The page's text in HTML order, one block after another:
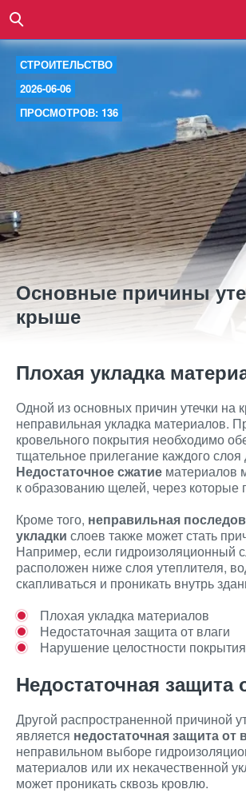
СТРОИТЕЛЬСТВО
2026-06-06
ПРОСМОТРОВ: 136
Основные причины
крыше
Плохая укладка
Одной из основных причин утечки на
неправильная укладка материалов.
кровельного покрытия необходимо
тщательное прилегание каждого слоя
Недостаточное сжатие материалов
к образованию щелей, через которые
Кроме того, неправильная
укладки слоев также может стать
Например, если гидроизоляционный
расположен ниже слоя утеплителя,
скапливаться и проникать внутрь
Плохая укладка материалов
Недостаточная защита от влаги
Нарушение целостности покрытия
Недостаточная защита
Другой распространенной причиной
является недостаточная защита от
неправильном выборе
материалов или их некачественной
может проникать сквозь кровлю.